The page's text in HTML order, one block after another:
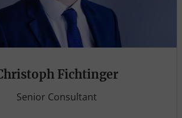
Fichtinger
Senior Consultant